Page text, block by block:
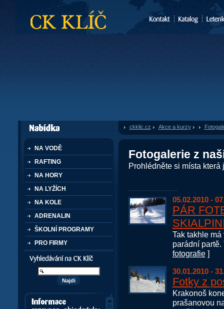
CK Klíč
dále nabízí
NA VODĚ
RAFTING
NA HORY
NA LYŽÍCH
NA KOLE
ADRENALIN
ŠKOLNÍ PROGRAMY
PRO FIRMY
Vyhledávání kurzů a akcí
Informace, rezervace,
objedávky
ckklic.cz Akce a kurzy»
Fotogalerie z
Prohlédněte si místa která
05.02.2010 -
PÁR
Tak takhle
parádní
fotografie]
30.01.2010 -
Fotky z
Krakonoš
prašanovou